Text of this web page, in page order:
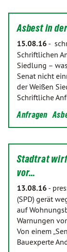
Asbest in
15.08.16 -
Schriftlichen
Siedlung –
Senat nicht
der Weißen
Schriftliche
Anfragen
Stadtrat
vor…
13.08.16 -
(SPD) gerät
auf
Warnungen
Von einem
Bauexperte